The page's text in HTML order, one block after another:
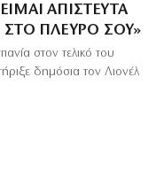
ΑΠΊΣΤΕΥΤΑ
ΠΛΕΥΡΌ ΣΟΥ»
στον τελικό του
δημόσια τον Λιονέλ